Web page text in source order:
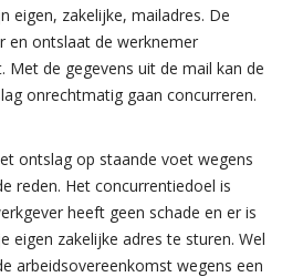
eigen, zakelijke, mailadres. De
en ontslaat de werknemer
Met de gegevens uit de mail kan de
onrechtmatig gaan concurreren.
ontslag op staande voet wegens
reden. Het concurrentiedoel is
heeft geen schade en er is
eigen zakelijke adres te sturen. Wel
arbeidsovereenkomst wegens een